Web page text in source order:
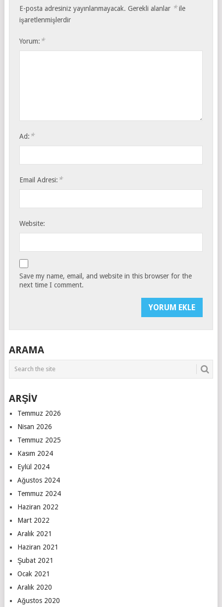
E-posta adresiniz yayınlanmayacak. Gerekli alanlar *ile
işaretlenmişlerdir
Yorum: *
Ad: *
Email Adresi: *
Website:
Save my name, email, and website in this browser for the
next time I comment.
ARAMA
ARŞİV
Temmuz 2026
Nisan 2026
Temmuz 2025
Kasım 2024
Eylül 2024
Ağustos 2024
Temmuz 2024
Haziran 2022
Mart 2022
Aralık 2021
Haziran 2021
Şubat 2021
Ocak 2021
Aralık 2020
Ağustos 2020